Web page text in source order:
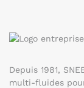
Depuis 1981,
multi-fluides